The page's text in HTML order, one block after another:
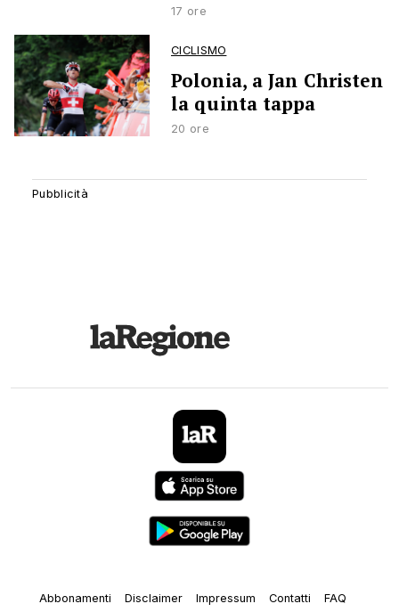
17 ore
CICLISMO
Polonia, a Jan Christen
la quinta tappa
20 ore
Abbonamenti Disclaimer Impressum Contatti
FAQ